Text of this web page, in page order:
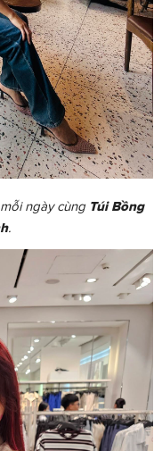
ngày cùng Túi Bồng
.